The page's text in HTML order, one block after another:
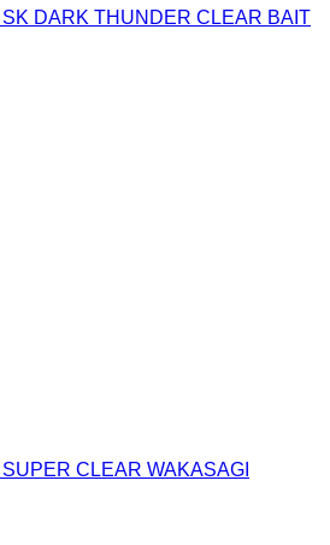
DARK THUNDER CLEAR BAIT
CLEAR WAKASAGI